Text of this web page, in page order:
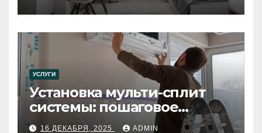
УСЛУГИ
Установка мульти-сплит
системы: пошаговое
руководство
16 ДЕКАБРЯ, 2025 ADMIN